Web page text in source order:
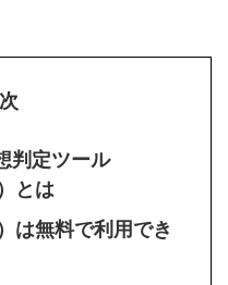
判定ツール
とは
は無料で利用でき